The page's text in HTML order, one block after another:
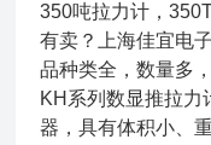
350吨拉力计，
有卖？上海佳宜电
品种类全，数量多
KH系列数显推拉力
器，具有体积小、